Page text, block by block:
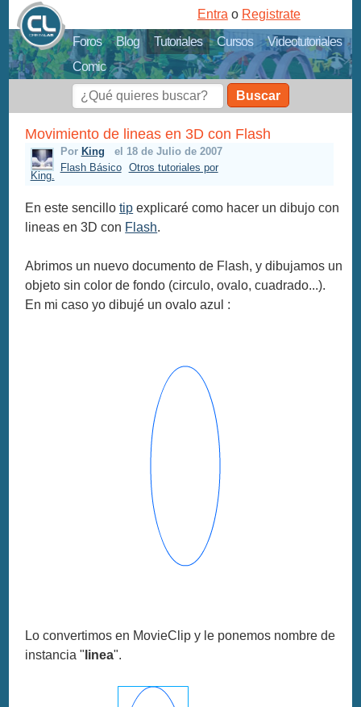
Foros Blog Tutoriales Cursos
Videotutoriales
Comic
Entra o Registrate
Buscar
Movimiento de lineas en 3D con Flash
Por King
el 18 de Julio de 2007
Flash Básico
Otros tutoriales por
King.
En este sencillotip explicaré como hacer un dibujo con
lineas en 3D con Flash.
Abrimos un nuevo documento de Flash, y dibujamos un
objeto sin color de fondo (circulo, ovalo, cuadrado...).
En mi caso yo dibujé un ovalo azul :
Lo convertimos en MovieClip y le ponemos nombre de
instancia " linea".